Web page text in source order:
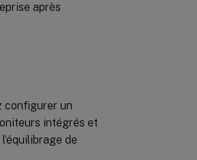
après
configurer un
intégrés et
de